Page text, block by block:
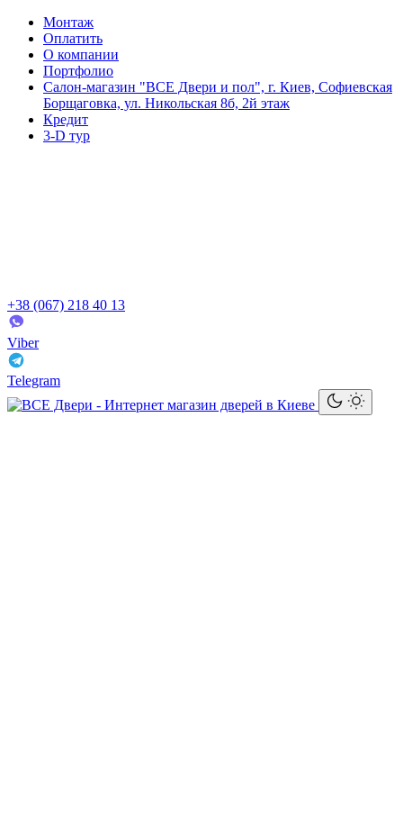
Монтаж
Оплатить
О компании
Портфолио
Салон-магазин "ВСЕ Двери и пол", г. Киев, Софиевская
Борщаговка, ул. Никольская 8б, 2й этаж
Кредит
3-D тур
+38 (067) 218 40 13
Viber
Telegram